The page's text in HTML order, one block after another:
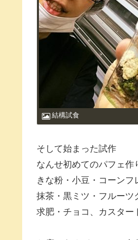
結構試食
そして始まった試作
なんせ初めてのパフェ作
きな粉・小豆・コーンフ
抹茶・黒ミツ・フルーツ
求肥・チョコ、カスター